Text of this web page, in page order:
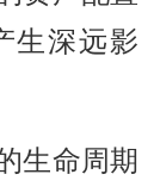
生深远影
生命周期